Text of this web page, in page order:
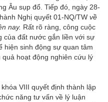
Âu sụp đổ. Tiếp đó, ngày 28-
Nghị quyết 01-NQ/TW về
nay. Rất rõ ràng, công cuộc
của đất nước gắn liền với sự
hiện sinh động sự quan tâm
hoạt động nghiên cứu lý
VIII quyết định thành lập
năng tư vấn về lý luận